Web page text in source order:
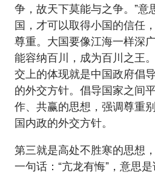
争，故天下莫能与之争。”意
国，才可以取得小国的信任
尊重。大国要像江海一样深
能容纳百川，成为百川之王
交上的体现就是中国政府倡
的外交方针。倡导国家之间
作、共赢的思想，强调尊重
国内政的外交方针。
第三就是高处不胜寒的思想
一句话：“亢龙有悔”，意思